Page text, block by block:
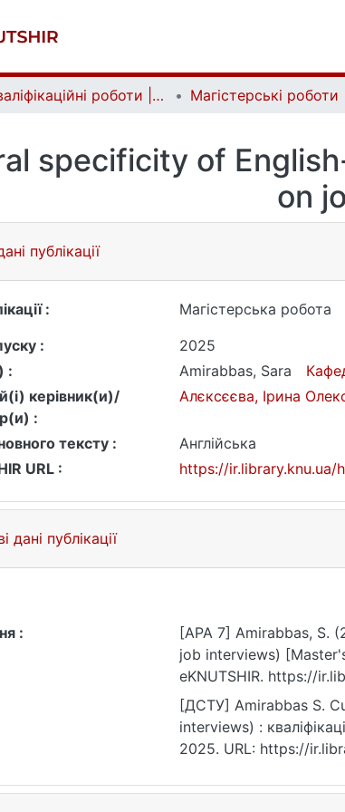
Кваліфікаційні роботи | Qualifying works
specificity of
on
публікації
:
Магістерська робота
:
2025
:
Amirabbas, Sara
керівник(и)/
:
Алєксєєва, Ірина
тексту :
Англійська
URL :
https://ir.library.knu.ua/
дані публікації
:
[APA 7] Amirabbas, S.
job interviews)
eKNUTSHIR. https://
[ДСТУ] Amirabbas S.
interviews) :
2025. URL: https://